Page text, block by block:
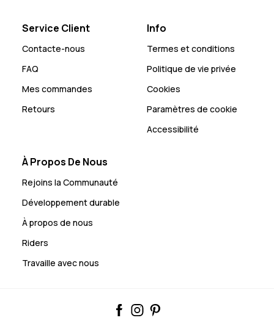
Service Client
Contacte-nous
FAQ
Mes commandes
Retours
Info
Termes et conditions
Politique de vie privée
Cookies
Paramètres de cookie
Accessibilité
À Propos De Nous
Rejoins la Communauté
Développement durable
À propos de nous
Riders
Travaille avec nous